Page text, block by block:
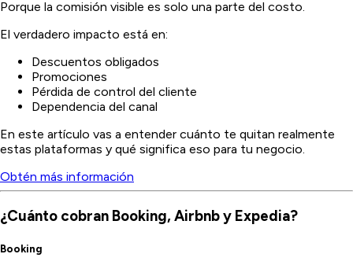
Porque la comisión visible es solo una parte del costo.
El verdadero impacto está en:
Descuentos obligados
Promociones
Pérdida de control del cliente
Dependencia del canal
En este artículo vas a entender cuánto te quitan realmente
estas plataformas y qué significa eso para tu negocio.
Obtén más información
¿Cuánto cobran Booking, Airbnb y Expedia?
Booking